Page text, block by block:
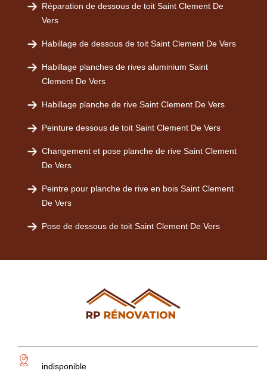
Réparation de dessous de toit Saint Clement De
Vers
Habillage de dessous de toit Saint Clement De Vers
Habillage planches de rives aluminium Saint
Clement De Vers
Habillage planche de rive Saint Clement De Vers
Peinture dessous de toit Saint Clement De Vers
Changement et pose planche de rive Saint Clement
De Vers
Peintre pour planche de rive en bois Saint Clement
De Vers
Pose de dessous de toit Saint Clement De Vers
indisponible